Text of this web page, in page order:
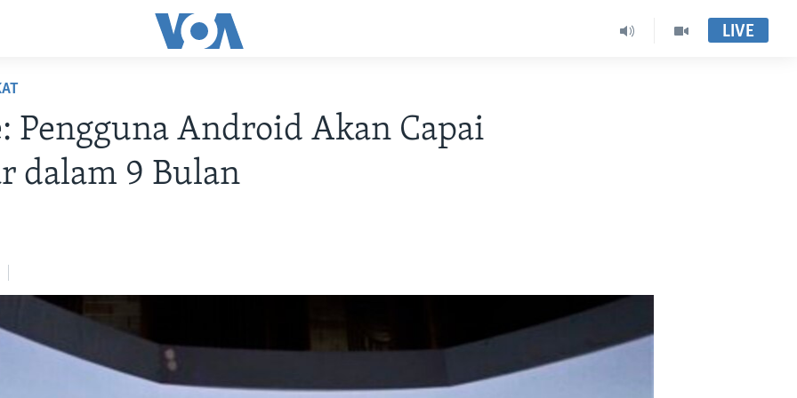
LIVE
Pengguna Android Akan Capai
dalam 9 Bulan